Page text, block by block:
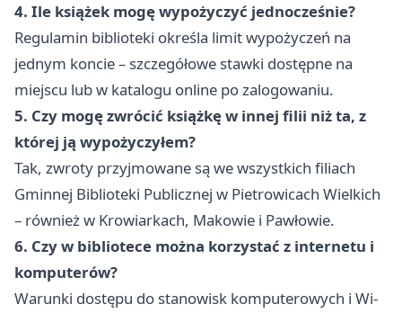
4. Ile książek mogę wypożyczyć jednocześnie?
Regulamin biblioteki określa limit wypożyczeń na
jednym koncie – szczegółowe stawki dostępne na
miejscu lub w katalogu online po zalogowaniu.
5. Czy mogę zwrócić książkę w innej filii niż ta, z
której ją wypożyczyłem?
Tak, zwroty przyjmowane są we wszystkich filiach
Gminnej Biblioteki Publicznej w Pietrowicach Wielkich
– również w Krowiarkach, Makowie i Pawłowie.
6. Czy w bibliotece można korzystać z internetu i
komputerów?
Warunki dostępu do stanowisk komputerowych i Wi-